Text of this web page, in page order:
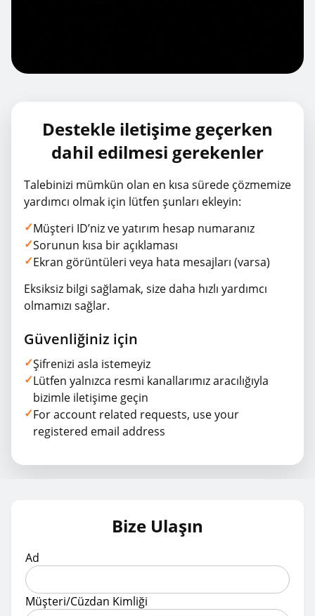
Destekle iletişime geçerken
dahil edilmesi gerekenler
Talebinizi mümkün olan en kısa sürede çözmemize
yardımcı olmak için lütfen şunları ekleyin:
✓Müşteri ID’niz ve yatırım hesap numaranız
✓Sorunun kısa bir açıklaması
✓Ekran görüntüleri veya hata mesajları (varsa)
Eksiksiz bilgi sağlamak, size daha hızlı yardımcı
olmamızı sağlar.
Güvenliğiniz için
✓Şifrenizi asla istemeyiz
✓Lütfen yalnızca resmi kanallarımız aracılığıyla
bizimle iletişime geçin
✓For account related requests, use your
registered email address
Bize Ulaşın
Ad
Müşteri/Cüzdan Kimliği